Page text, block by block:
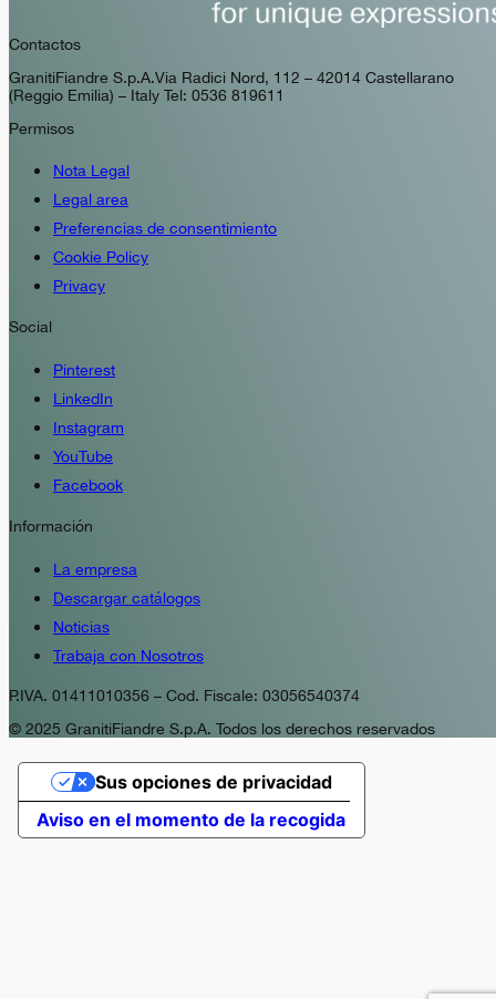
Contactos
GranitiFiandre S.p.A. Via Radici Nord, 112 – 42014 Castellarano
(Reggio Emilia) – Italy Tel: 0536 819611
Permisos
Nota Legal
Legal area
Preferencias de consentimiento
Cookie Policy
Privacy
Social
Pinterest
LinkedIn
Instagram
YouTube
Facebook
Información
La empresa
Descargar catálogos
Noticias
Trabaja con Nosotros
P.IVA. 01411010356 – Cod. Fiscale: 03056540374
© 2025 GranitiFiandre S.p.A. Todos los derechos reservados
Aviso en el momento de la recogida
Sus opciones de privacidad